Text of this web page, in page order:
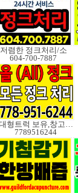
저렴한 정크처리/소
604-700-7887
대형트럭 보유,창고보관
7789516244